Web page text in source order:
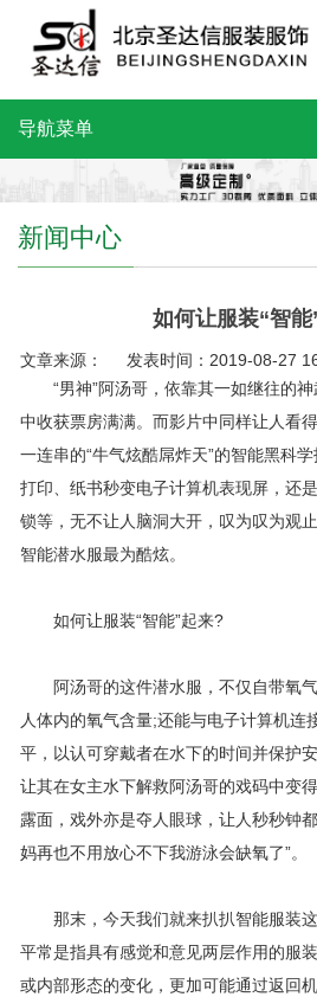
导航菜单
新闻中心
如何让服装“智能
文章来源： 发表时间：2019-08-27
“男神”阿汤哥，依靠其一如继往的
中收获票房满满。而影片中同样让人看
一连串的“牛气炫酷屌炸天”的智能黑科
打印、纸书秒变电子计算机表现屏，还
锁等，无不让人脑洞大开，叹为叹为观
智能潜水服最为酷炫。
如何让服装“智能”起来?
阿汤哥的这件潜水服，不仅自带氧气
人体内的氧气含量;还能与电子计算机连
平，以认可穿戴者在水下的时间并保护安
让其在女主水下解救阿汤哥的戏码中变
露面，戏外亦是夺人眼球，让人秒秒钟
妈再也不用放心不下我游泳会缺氧了”。
那末，今天我们就来扒扒智能服装这
平常是指具有感觉和意见两层作用的服
或内部形态的变化，更加可能通过返回